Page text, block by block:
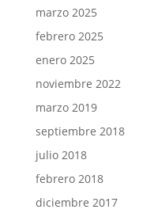
marzo 2025
febrero 2025
enero 2025
noviembre 2022
marzo 2019
septiembre 2018
julio 2018
febrero 2018
diciembre 2017